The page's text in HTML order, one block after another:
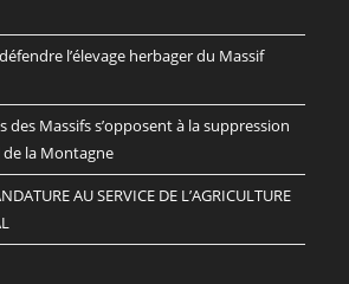
l’élevage herbager du Massif
des Massifs s’opposent à la suppression
la Montagne
AU SERVICE DE L’AGRICULTURE